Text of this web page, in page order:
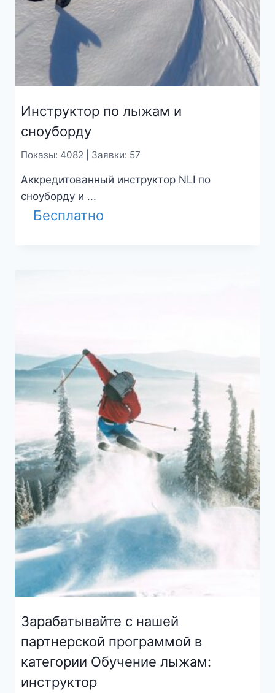
Инструктор по лыжам и
сноуборду
Показы: 4082 | Заявки: 57
Аккредитованный инструктор NLI по
сноуборду и ...
Бесплатно
Зарабатывайте с нашей
партнерской программой в
категории Обучение лыжам:
инструктор